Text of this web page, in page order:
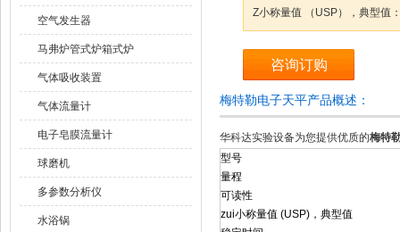
空气发生器
马弗炉管式炉箱式炉
气体吸收装置
气体流量计
电子皂膜流量计
球磨机
多参数分析仪
水浴锅
Z小称量值 （USP），典型值
咨询订购
梅特勒电子天平产品概述：
华科达实验设备为您提供优质的梅特
型号
量程
可读性
zui小称量值 (USP)，典型值